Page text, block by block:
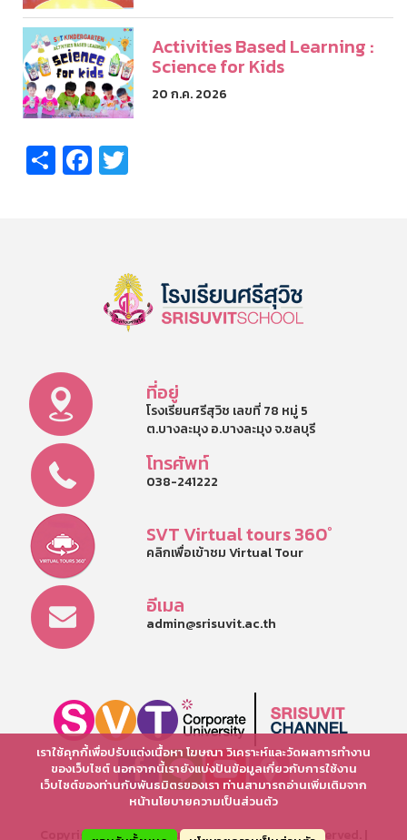
Activities Based Learning :
Science for Kids
20 ก.ค. 2026
ShareFacebook
ที่อยู่
โรงเรียนศรีสุวิช เลขที่ 78 หมู่ 5
ต.บางละมุง อ.บางละมุง จ.ชลบุรี
โทรศัพท์
038-241222
SVT Virtual tours 360°
คลิกเพื่อเข้าชม Virtual Tour
อีเมล
admin@srisuvit.ac.th
Copyright © 2025 Srisuvit School. All rights reserved. |
เราใช้คุกกี้เพื่อปรับแต่งเนื้อหา โฆษณา วิเคราะห์และวัดผลการทำงาน
ของเว็บไซต์ นอกจากนี้เรายังแบ่งปันข้อมูลเกี่ยวกับการใช้งาน
เว็บไซต์ของท่านกับพันธมิตรของเรา ท่านสามารถอ่านเพิ่มเติมจาก
หน้านโยบายความเป็นส่วนตัว